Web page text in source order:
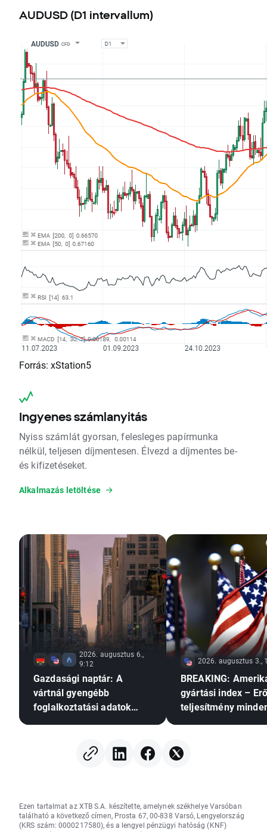
AUDUSD (D1 intervallum)
Forrás: xStation5
Ingyenes számlanyitás
Nyiss számlát gyorsan, felesleges papírmunka
nélkül, teljesen díjmentesen. Élvezd a díjmentes be-
és kifizetéseket.
Alkalmazás letöltése
2026. augusztus 6.,
9:12
Gazdasági naptár: A
vártnál gyengébb
foglalkoztatási adatok
kamatemelésre?
2026. augusztus 3.,
BREAKING:
gyártási index –
teljesítmény
Ezen tartalmat az XTB S.A. készítette, amelynek székhelye Varsóban
található a következő címen, Prosta 67, 00-838 Varsó, Lengyelország
(KRS szám: 0000217580), és a lengyel pénzügyi hatóság (KNF)